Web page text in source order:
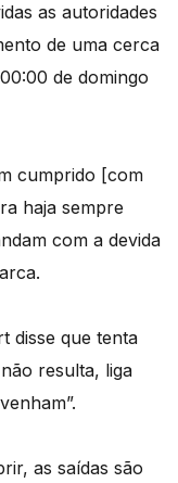
as autoridades
de uma cerca
de domingo
cumprido [com
haja sempre
com a devida
disse que tenta
resulta, liga
as saídas são